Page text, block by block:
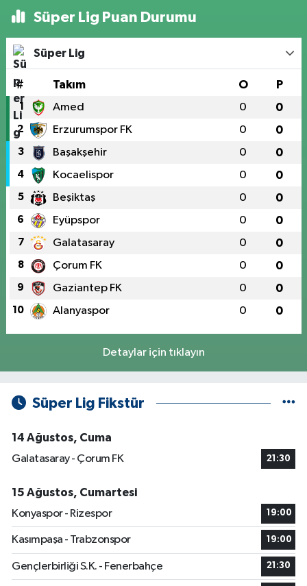
Süper Lig Puan Durumu
Süper Lig
# Takım O P
1 Amed 0 0
2 Erzurumspor FK 0 0
3 Başakşehir 0 0
4 Kocaelispor 0 0
5 Beşiktaş 0 0
6 Eyüpspor 0 0
7 Galatasaray 0 0
8 Çorum FK 0 0
9 Gaziantep FK 0 0
10 Alanyaspor 0 0
Detaylar için tıklayın
Süper Lig Fikstür
14 Ağustos, Cuma
Galatasaray - Çorum FK
21:30
15 Ağustos, Cumartesi
Konyaspor - Rizespor
19:00
Kasımpaşa - Trabzonspor 19:00
Gençlerbirliği S.K. - Fenerbahçe 21:30